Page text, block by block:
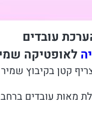
עובדים
לאופטיקה
קטן בקיבוץ שמיר
מאות עובדים